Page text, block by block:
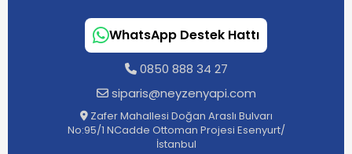
WhatsApp Destek Hattı
0850 888 34 27
siparis@neyzenyapi.com
Zafer Mahallesi Doğan Araslı Bulvarı
No:95/1 NCadde Ottoman Projesi Esenyurt/
İstanbul